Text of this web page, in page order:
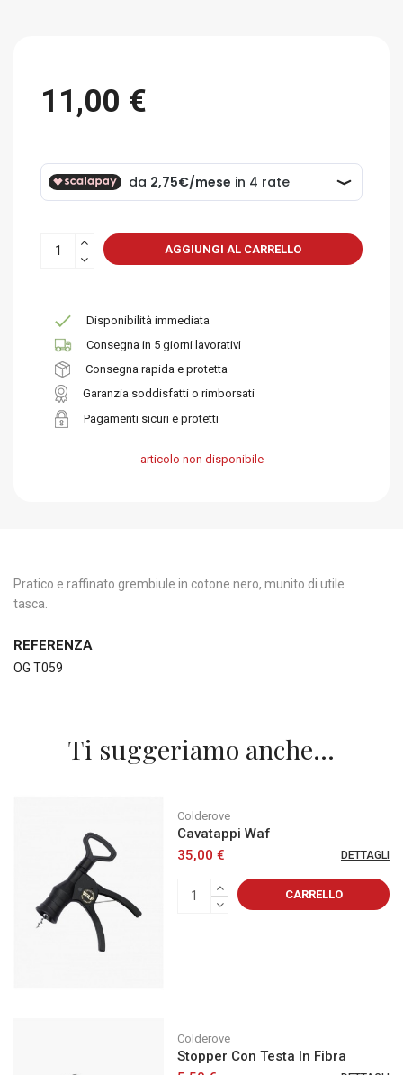
11,00 €
AGGIUNGI AL CARRELLO
Disponibilità immediata
Consegna in 5 giorni lavorativi
Consegna rapida e protetta
Garanzia soddisfatti o rimborsati
Pagamenti sicuri e protetti
articolo non disponibile
Pratico e raffinato grembiule in cotone nero, munito di utile
tasca.
REFERENZA
OG T059
Ti suggeriamo anche...
Colderove
Cavatappi Waf
35,00 €
DETTAGLI
CARRELLO
Colderove
Stopper Con Testa In Fibra